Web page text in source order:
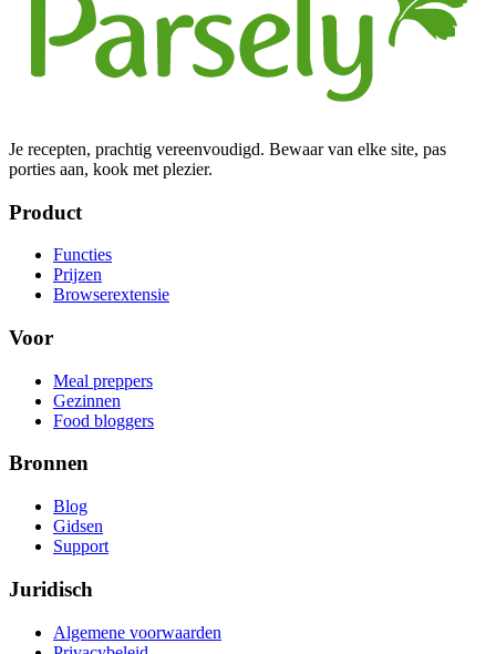
Je recepten, prachtig vereenvoudigd. Bewaar van elke site, pas
porties aan, kook met plezier.
Product
Functies
Prijzen
Browserextensie
Voor
Meal preppers
Gezinnen
Food bloggers
Bronnen
Blog
Gidsen
Support
Juridisch
Algemene voorwaarden